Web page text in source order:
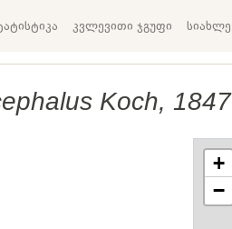
კვლევითი ჯგუფი სიახლე
Koch, 1847
+
−